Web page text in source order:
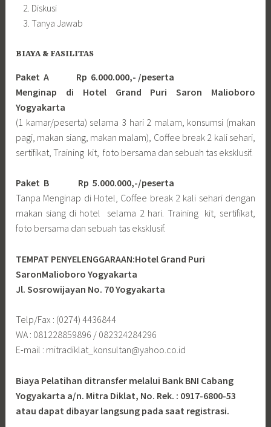
Diskusi
Tanya Jawab
BIAYA & FASILITAS
Paket A Rp 6.000.000,- /peserta
Menginap di Hotel Grand Puri Saron Malioboro
Yogyakarta
(1 kamar/peserta) selama 3 hari 2 malam, konsumsi (makan
pagi, makan siang, makan malam), Coffee break 2 kali sehari,
sertifikat, Training kit, foto bersama dan sebuah tas eksklusif.
Paket B
Rp 5.000.000,-/peserta
Tanpa Menginap di Hotel, Coffee break 2 kali sehari dengan
makan siang di hotel selama 2 hari. Training kit, sertifikat,
foto bersama dan sebuah tas eksklusif.
TEMPAT PENYELENGGARAAN:Hotel Grand Puri
SaronMalioboro Yogyakarta
Jl. Sosrowijayan No. 70 Yogyakarta
Telp/Fax : (0274) 4436844
WA : 081228859896 / 082324284296
E-mail : mitradiklat_konsultan@yahoo.co.id
Biaya Pelatihan ditransfer melalui Bank BNI Cabang
Yogyakarta a/n. Mitra Diklat, No. Rek. : 0917-6800-53
atau dapat dibayar langsung pada saat registrasi.